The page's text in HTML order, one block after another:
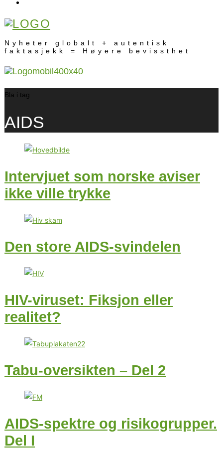
Nyheter globalt + autentisk
faktasjekk = Høyere bevissthet
Bla i tag
AIDS
Intervjuet som norske aviser
ikke ville trykke
Den store AIDS-svindelen
HIV-viruset: Fiksjon eller
realitet?
Tabu-oversikten – Del 2
AIDS-spektre og risikogrupper.
Del I